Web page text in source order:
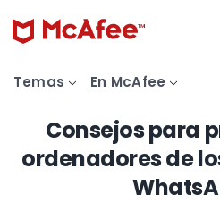
Temas En McAfee
Consejos para
ordenadores de